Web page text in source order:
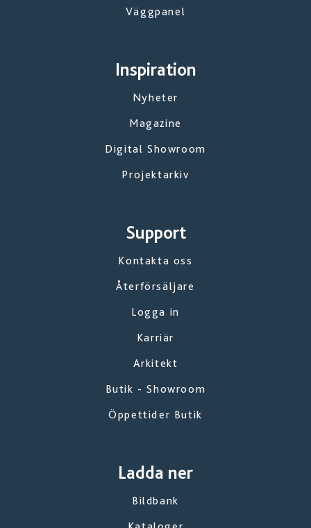
Väggpanel
Inspiration
Nyheter
Magazine
Digital Showroom
Projektarkiv
Support
Kontakta oss
Återförsäljare
Logga in
Karriär
Arkitekt
Butik - Showroom
Öppettider Butik
Ladda ner
Bildbank